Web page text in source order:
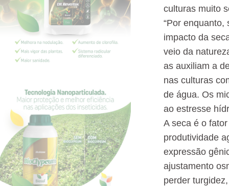
culturas muito
“Por
impacto da
veio da
as auxiliam a
nas culturas
de água. Os
ao estresse
A seca é o
produtividade
expressão
ajustamento
perder